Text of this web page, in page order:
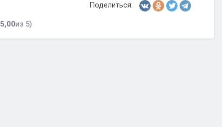
Поделиться:
5,00из 5)